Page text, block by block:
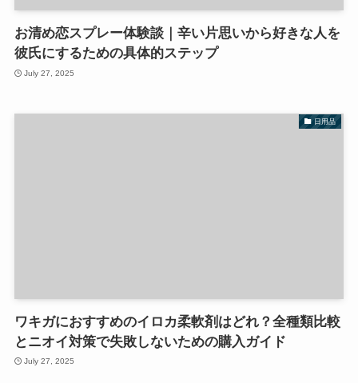
お清め恋スプレー体験談｜辛い片思いから好きな人を
彼氏にするための具体的ステップ
July 27, 2025
日用品
ワキガにおすすめのイロカ柔軟剤はどれ？全種類比較
とニオイ対策で失敗しないための購入ガイド
July 27, 2025